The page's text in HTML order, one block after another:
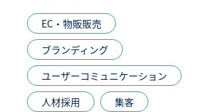
EC・物販販売
ブランディング
ユーザーコミュニケーション
人材採用
集客